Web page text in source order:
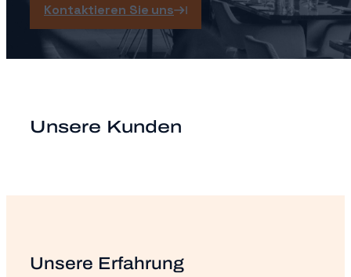
Kontaktieren Sie uns
Unsere Kunden
Unsere Erfahrung